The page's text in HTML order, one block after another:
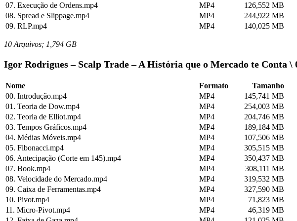
07. Execução de Ordens.mp4
MP4
126,552 MB
08. Spread e Slippage.mp4
MP4
244,922 MB
09. RLP.mp4
MP4 140,025 MB
10 Arquivos; 1,794 GB
Igor Rodrigues – Scalp Trade – A História que o Mercado te Conta
Nome Formato
Tamanho
00. Introdução.mp4
MP4
145,741 MB
01. Teoria de Dow.mp4
MP4
254,003 MB
02. Teoria de Elliot.mp4
MP4
204,746 MB
03. Tempos Gráficos.mp4
MP4
189,184 MB
04. Médias Móveis.mp4
MP4
107,506 MB
05. Fibonacci.mp4
MP4
305,515 MB
06. Antecipação (Corte em 145).mp4
MP4
350,437 MB
07. Book.mp4
MP4
308,111 MB
08. Velocidade do Mercado.mp4
MP4
319,532 MB
09. Caixa de Ferramentas.mp4
MP4
327,590 MB
10. Pivot.mp4
MP4
71,823 MB
11. Micro-Pivot.mp4
MP4
46,319 MB